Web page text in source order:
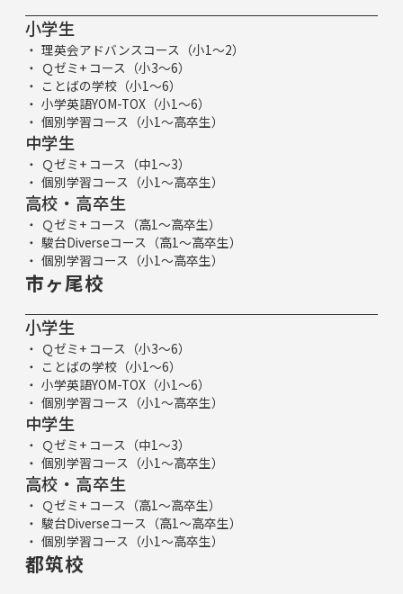
小学生
理英会アドバンスコース（小1～2）
Ｑゼミ+ コース（小3～6）
ことばの学校（小1～6）
小学英語YOM-TOX（小1～6）
個別学習コース（小1～高卒生）
中学生
Ｑゼミ+ コース（中1～3）
個別学習コース（小1～高卒生）
高校・高卒生
Ｑゼミ+ コース（高1～高卒生）
駿台Diverseコース（高1～高卒生）
個別学習コース（小1～高卒生）
市ヶ尾校
小学生
Ｑゼミ+ コース（小3～6）
ことばの学校（小1～6）
小学英語YOM-TOX（小1～6）
個別学習コース（小1～高卒生）
中学生
Ｑゼミ+ コース（中1～3）
個別学習コース（小1～高卒生）
高校・高卒生
Ｑゼミ+ コース（高1～高卒生）
駿台Diverseコース（高1～高卒生）
個別学習コース（小1～高卒生）
都筑校